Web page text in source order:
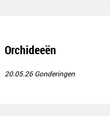
Orchideeën
20.05.26Gonderingen